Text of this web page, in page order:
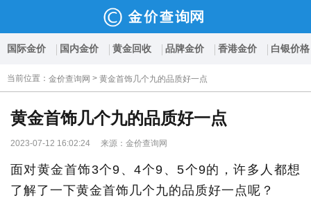
国际金价 国内金价 黄金回收 品牌金价 香港金价 白银价格
当前位置 ： 金价查询网 > 黄金首饰几个九的品质好一点
黄金首饰几个九的品质好一点
2023-07-12 16:02:24 来源：金价查询网
面对黄金首饰3个9、4个9、5个9的，许多人都想
了解了一下黄金首饰几个九的品质好一点呢？